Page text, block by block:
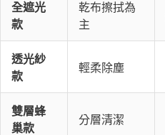
全遮光
款
乾布擦拭為
主
透光紗
款
輕柔除塵
雙層蜂
巢款
分層清潔